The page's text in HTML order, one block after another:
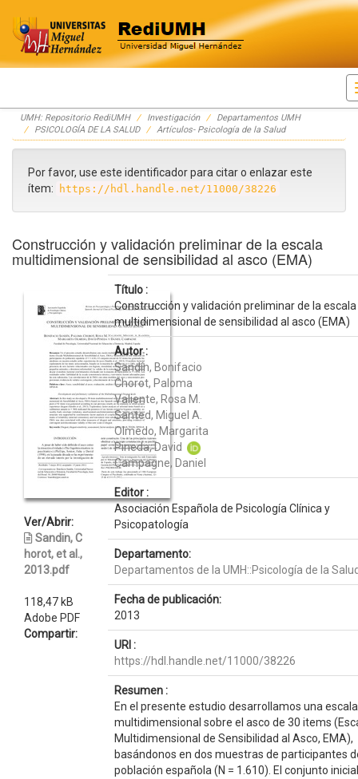
Skip
navigation
UMH: Repositorio RediUMH Investigación
Departamentos UMH
PSICOLOGÍA DE LA SALUD
Artículos- Psicología de la Salud
Por favor, use este identificador para citar o enlazar este
ítem:
https://hdl.handle.net/11000/38226
Construcción y validación preliminar de la escala
multidimensional de sensibilidad al asco (EMA)
Ver/Abrir:
Sandin, C
horot, et al.,
2013.pdf
118,47 kB
Adobe PDF
Compartir:
Título :
Construcción y validación preliminar de la escala
multidimensional de sensibilidad al asco (EMA)
Autor :
Sandín, Bonifacio
Chorot, Paloma
Valiente, Rosa M.
Santed, Miguel A.
Olmedo, Margarita
Pineda, David
Campagne, Daniel
Editor :
Asociación Española de Psicología Clínica y
Psicopatología
Departamento:
Departamentos de la UMH::Psicología de la
Fecha de publicación:
2013
URI :
https://hdl.handle.net/11000/38226
Resumen :
En el presente estudio desarrollamos una escala
multidimensional sobre el asco de 30 items
Multidimensional de Sensibilidad al Asco, EMA),
basándonos en dos muestras de participantes
población española (N = 1.610). El conjunto